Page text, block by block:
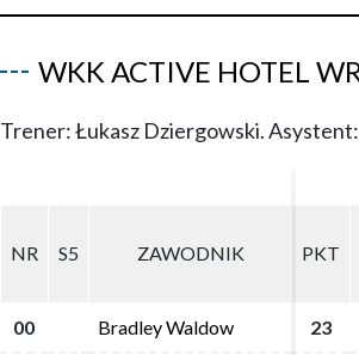
WKK ACTIVE HOTEL
Trener: Łukasz Dziergowski.
NR S5 ZAWODNIK PKT
00 Bradley Waldow 23
NR S5 ZAWODNIK PKT
00 Bradley Waldow 23